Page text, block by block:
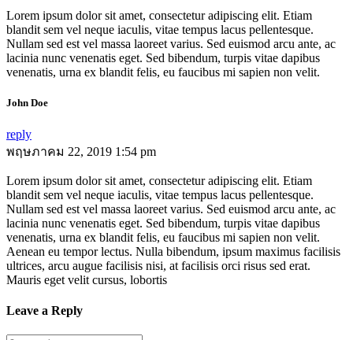
Lorem ipsum dolor sit amet, consectetur adipiscing elit. Etiam
blandit sem vel neque iaculis, vitae tempus lacus pellentesque.
Nullam sed est vel massa laoreet varius. Sed euismod arcu ante, ac
lacinia nunc venenatis eget. Sed bibendum, turpis vitae dapibus
venenatis, urna ex blandit felis, eu faucibus mi sapien non velit.
John Doe
reply
พฤษภาคม 22, 2019 1:54 pm
Lorem ipsum dolor sit amet, consectetur adipiscing elit. Etiam
blandit sem vel neque iaculis, vitae tempus lacus pellentesque.
Nullam sed est vel massa laoreet varius. Sed euismod arcu ante, ac
lacinia nunc venenatis eget. Sed bibendum, turpis vitae dapibus
venenatis, urna ex blandit felis, eu faucibus mi sapien non velit.
Aenean eu tempor lectus. Nulla bibendum, ipsum maximus facilisis
ultrices, arcu augue facilisis nisi, at facilisis orci risus sed erat.
Mauris eget velit cursus, lobortis
Leave a Reply